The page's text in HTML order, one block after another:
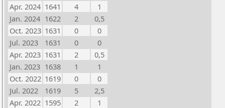
Apr. 2024 1641 4
1
Jan. 2024 1622 2
0,5
Oct. 2023 1631 0
0
Jul. 2023
1631 0
0
Apr. 2023 1631 2
0,5
Jan. 2023 1638 1
1
Oct. 2022 1619 0
0
Jul. 2022
1619 5
2,5
Apr. 2022 1595 2
1